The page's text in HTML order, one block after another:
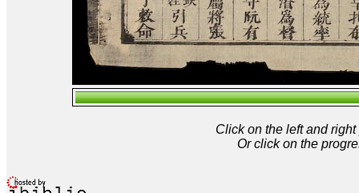
Click on the left and
Or click on the